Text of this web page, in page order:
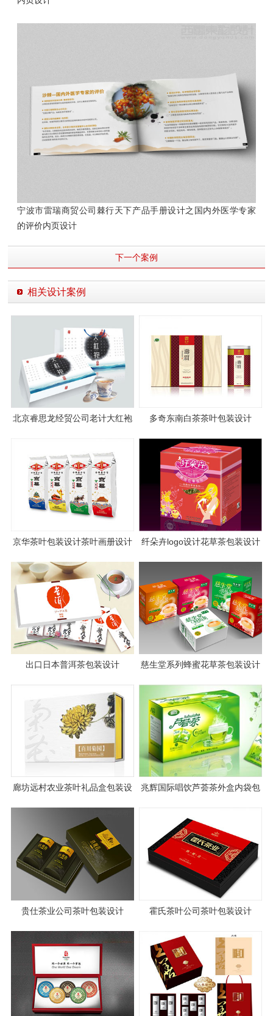
宁波市雷瑞商贸公司棘行天下产品手册设计之国内外医学专家
的评价内页设计
下一个案例
相关设计案例
北京睿思龙经贸公司老计大红袍
多奇东南白茶茶叶包装设计
京华茶叶包装设计茶叶画册设计
纤朵卉logo设计花草茶包装设计
出口日本普洱茶包装设计 慈生堂系列蜂蜜花草茶包装设计
廊坊远村农业茶叶礼品盒包装设
兆辉国际唱饮芦荟茶外盒内袋包
贵仕茶业公司茶叶包装设计 霍氏茶叶公司茶叶包装设计